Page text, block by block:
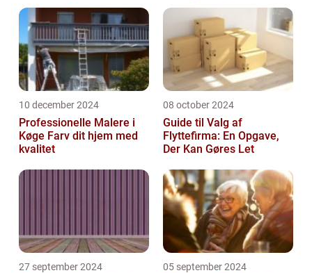
10 december 2024
Professionelle Malere i
Køge Farv dit hjem med
kvalitet
08 october 2024
Guide til Valg af
Flyttefirma: En Opgave,
Der Kan Gøres Let
27 september 2024 05 september 2024